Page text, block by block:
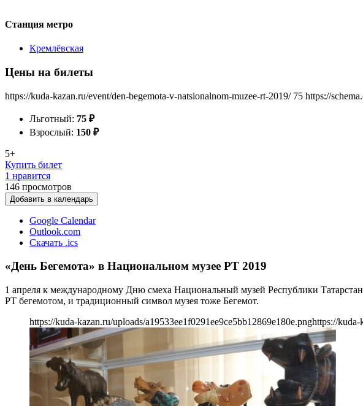
Станция метро
Кремлёвская
Цены на билеты
https://kuda-kazan.ru/event/den-begemota-v-natsionalnom-muzee-rt-2019/ 75 https://
Льготный: 75 ₽
Взрослый: 150 ₽
5+
Купить билет
1 нравится
146 просмотров
Добавить в календарь
Google Calendar
Outlook.com
Скачать .ics
«День Бегемота» в Национальном музее РТ 2019
1 апреля к международному Дню смеха Национальный музей Республики
РТ бегемотом, и традиционный символ музея тоже Бегемот.
https://kuda-kazan.ru/uploads/a19533ee1f0291ee9ce5bb12869e180e.pnghttps://kuda-